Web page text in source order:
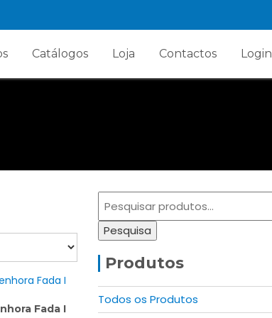
Catálogos Loja Contactos Login
Fada I
Pesquisar
por:
Pesquisa
Produtos
Todos os Produtos